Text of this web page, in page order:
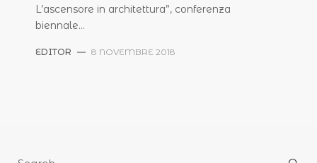
L’ascensore in architettura”, conferenza
biennale…
EDITOR — 8 NOVEMBRE 2018